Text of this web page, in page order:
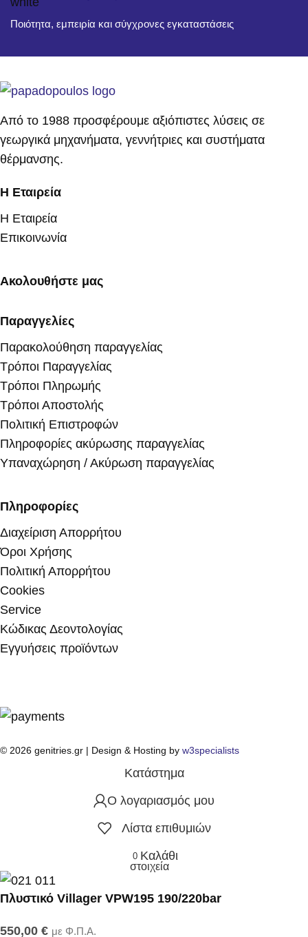
Ποιότητα, εμπειρία και σύγχρονες εγκαταστάσεις
Από το 1988 προσφέρουμε αξιόπιστες λύσεις σε
γεωργικά μηχανήματα, γεννήτριες και συστήματα
θέρμανσης.
Η Εταιρεία
Η Εταιρεία
Επικοινωνία
Ακολουθήστε μας
Παραγγελίες
Παρακολούθηση παραγγελίας
Τρόποι Παραγγελίας
Τρόποι Πληρωμής
Τρόποι Αποστολής
Πολιτική Επιστροφών
Πληροφορίες ακύρωσης παραγγελίας
Υπαναχώρηση / Ακύρωση παραγγελίας
Πληροφορίες
Διαχείριση Απορρήτου
Όροι Χρήσης
Πολιτική Απορρήτου
Cookies
Service
Κώδικας Δεοντολογίας
Εγγυήσεις προϊόντων
© 2026 genitries.gr | Design & Hosting by w3specialists
Κατάστημα
Ο λογαριασμός μου
Λίστα επιθυμιών
0
στοιχεία
Καλάθι
Πλυστικό Villager VPW195 190/220bar
550,00 € με Φ.Π.Α.